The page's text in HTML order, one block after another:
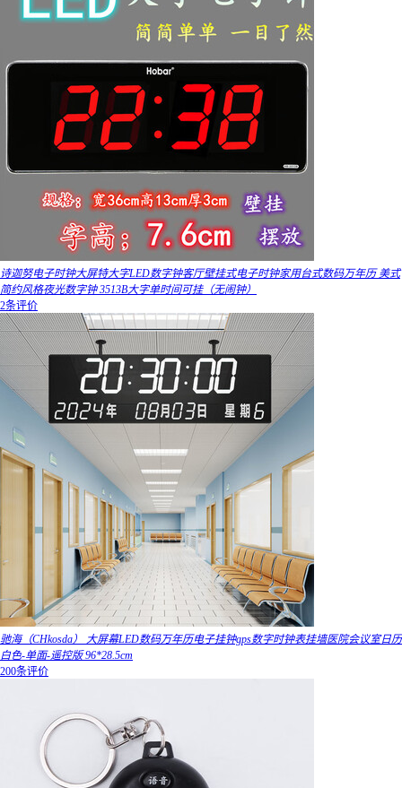
诗迦努电子时钟大屏特大字LED数字钟客厅壁挂式电子时钟家用台式数码万年历 美式
简约风格夜光数字钟 3513B大字单时间可挂（无闹钟）
2条评价
驰海（CHkosda） 大屏幕LED数码万年历电子挂钟gps数字时钟表挂墙医院会议室日历
白色-单面-遥控版 96*28.5cm
200条评价